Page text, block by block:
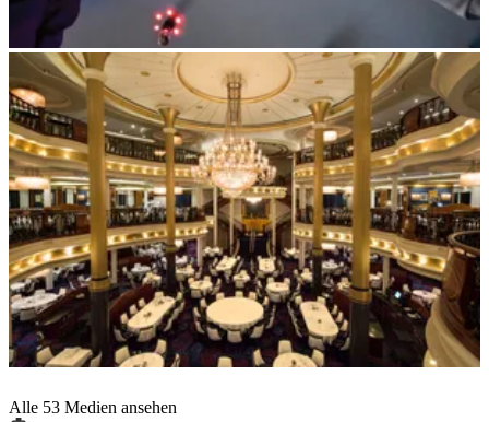
Alle 53 Medien ansehen